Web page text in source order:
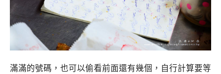
滿滿的號碼，也可以偷看前面還有幾個，自行計算要等